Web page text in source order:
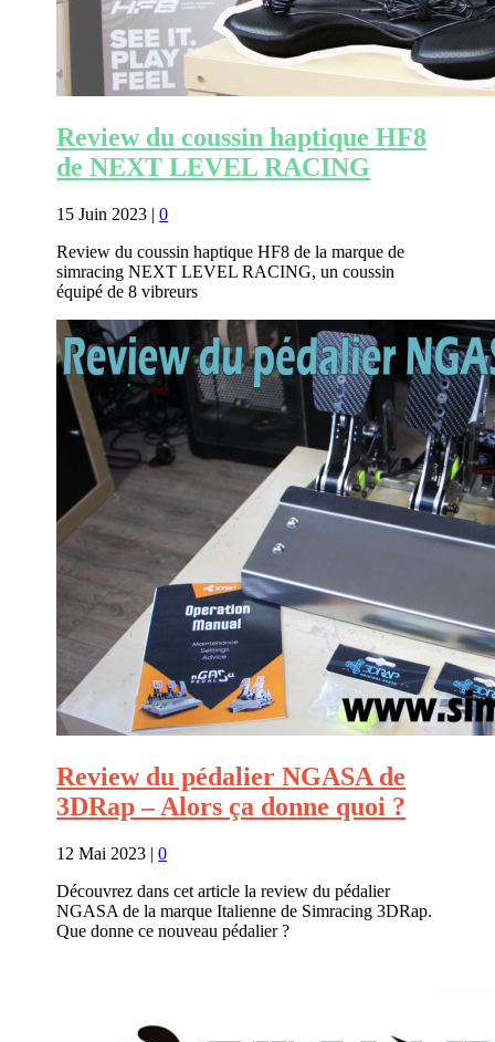
Review du coussin haptique HF8
de NEXT LEVEL RACING
15 Juin 2023 |0
Review du coussin haptique HF8 de la marque de
simracing NEXT LEVEL RACING, un coussin
équipé de 8 vibreurs
Review du pédalier NGASA de
3DRap – Alors ça donne quoi ?
12 Mai 2023 |0
Découvrez dans cet article la review du pédalier
NGASA de la marque Italienne de Simracing 3DRap.
Que donne ce nouveau pédalier ?